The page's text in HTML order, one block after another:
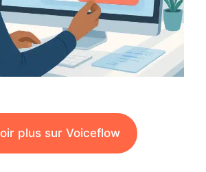
plus sur Voiceflow